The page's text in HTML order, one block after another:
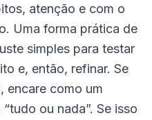
atenção e com o
Uma forma prática de
simples para testar
e, então, refinar. Se
encare como um
ou nada”. Se isso